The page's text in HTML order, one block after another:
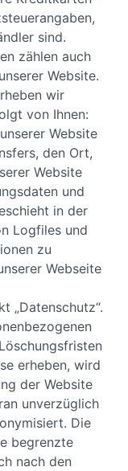
sind.
zählen auch
Website.
wir
von Ihnen:
Website
den Ort,
Website
und
in der
Logfiles und
zu
Webseite
„Datenschutz“.
erheben, wird
der Website
unverzüglich
Die
begrenzte
nach den